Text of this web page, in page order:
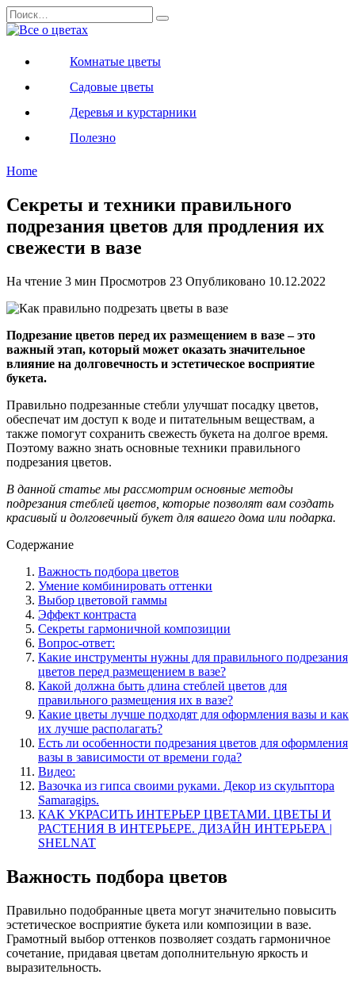
Перейти
к
содержанию
Search
for:
Комнатые цветы
Садовые цветы
Деревья и курстарники
Полезно
Home
Секреты и техники правильного
подрезания цветов для продления их
свежести в вазе
На чтение 3 мин Просмотров 23 Опубликовано 10.12.2022
Подрезание цветов перед их размещением в вазе – это
важный этап, который может оказать значительное
влияние на долговечность и эстетическое восприятие
букета.
Правильно подрезанные стебли улучшат посадку цветов,
обеспечат им доступ к воде и питательным веществам, а
также помогут сохранить свежесть букета на долгое время.
Поэтому важно знать основные техники правильного
подрезания цветов.
В данной статье мы рассмотрим основные методы
подрезания стеблей цветов, которые позволят вам создать
красивый и долговечный букет для вашего дома или подарка.
Содержание
Важность подбора цветов
Умение комбинировать оттенки
Выбор цветовой гаммы
Эффект контраста
Секреты гармоничной композиции
Вопрос-ответ:
Какие инструменты нужны для правильного подрезания
цветов перед размещением в вазе?
Какой должна быть длина стеблей цветов для
правильного размещения их в вазе?
Какие цветы лучше подходят для оформления вазы и как
их лучше располагать?
Есть ли особенности подрезания цветов для оформления
вазы в зависимости от времени года?
Видео:
Вазочка из гипса своими руками. Декор из скульптора
Samaragips.
КАК УКРАСИТЬ ИНТЕРЬЕР ЦВЕТАМИ. ЦВЕТЫ И
РАСТЕНИЯ В ИНТЕРЬЕРЕ. ДИЗАЙН ИНТЕРЬЕРА |
SHELNAT
Важность подбора цветов
Правильно подобранные цвета могут значительно повысить
эстетическое восприятие букета или композиции в вазе.
Грамотный выбор оттенков позволяет создать гармоничное
сочетание, придавая цветам дополнительную яркость и
выразительность.